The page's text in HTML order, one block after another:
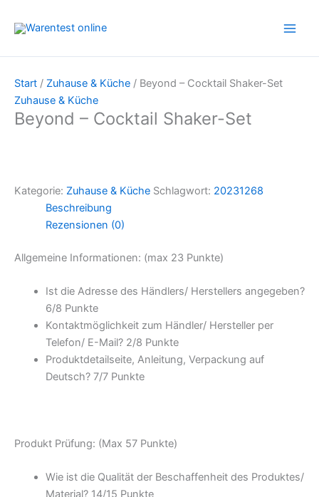
Inhalt
Start / Zuhause & Küche / Beyond – Cocktail Shaker-Set
Zuhause & Küche
Beyond – Cocktail Shaker-Set
Kategorie: Zuhause & Küche Schlagwort: 20231268
Beschreibung
Rezensionen (0)
Allgemeine Informationen: (max 23 Punkte)
Ist die Adresse des Händlers/ Herstellers angegeben?
6/8 Punkte
Kontaktmöglichkeit zum Händler/ Hersteller per
Telefon/ E-Mail? 2/8 Punkte
Produktdetailseite, Anleitung, Verpackung auf
Deutsch? 7/7 Punkte
Produkt Prüfung: (Max 57 Punkte)
Wie ist die Qualität der Beschaffenheit des Produktes/
Material? 14/15 Punkte